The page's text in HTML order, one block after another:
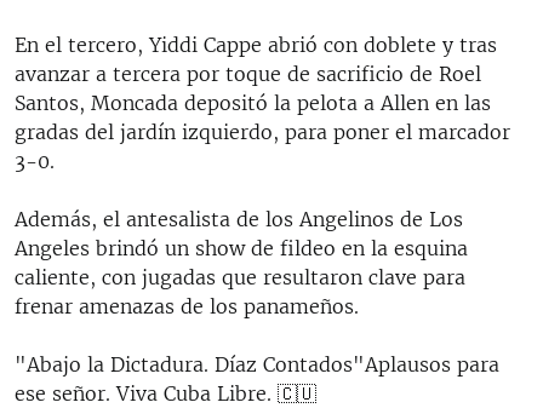
En el tercero, Yiddi Cappe abrió con doblete y tras
avanzar a tercera por toque de sacrificio de Roel
Santos, Moncada depositó la pelota a Allen en las
gradas del jardín izquierdo, para poner el marcador
3-0.
Además, el antesalista de los Angelinos de Los
Angeles brindó un show de fildeo en la esquina
caliente, con jugadas que resultaron clave para
frenar amenazas de los panameños.
"Abajo la Dictadura. Díaz Contados"Aplausos para
ese señor. Viva Cuba Libre. 🇨🇺